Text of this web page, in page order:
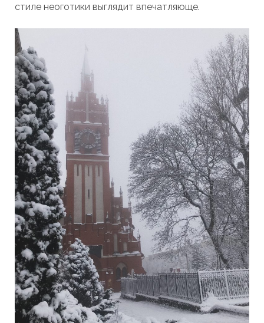
стиле неоготики выглядит впечатляюще.